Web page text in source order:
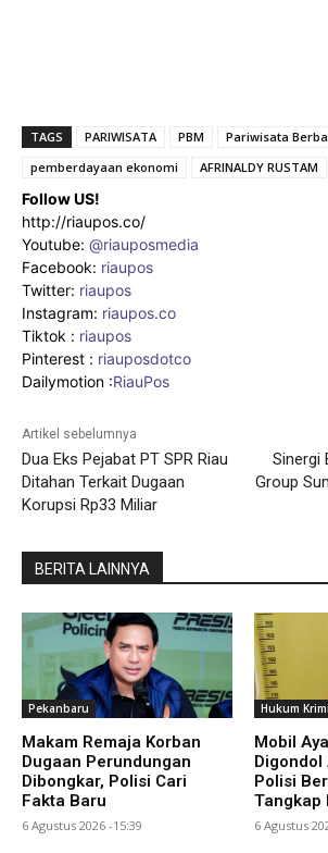
TAGS PARIWISATA PBM
Pariwisata
pemberdayaan ekonomi
AFRINALDY RUSTAM
Follow US!
http://riaupos.co/
Youtube: @riauposmedia
Facebook: riaupos
Twitter: riaupos
Instagram: riaupos.co
Tiktok : riaupos
Pinterest : riauposdotco
Dailymotion :RiauPos
Artikel sebelumnya
Dua Eks Pejabat PT SPR Riau
Ditahan Terkait Dugaan
Korupsi Rp33 Miliar
Sinergi
Group
BERITA LAINNYA
Pekanbaru
Makam Remaja Korban
Dugaan Perundungan
Dibongkar, Polisi Cari
Fakta Baru
6 Agustus 2026 -15:39
Hukum
Mobil
Digondol
Polisi
Tangkap
6 Agustus